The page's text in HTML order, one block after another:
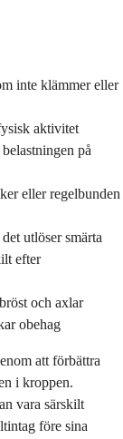
inte klämmer eller
aktivitet
på
eller regelbunden
utlöser smärta
efter
och axlar
obehag
att förbättra
i kroppen.
vara särskilt
före sina